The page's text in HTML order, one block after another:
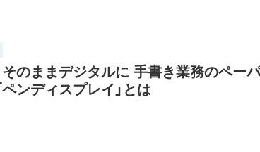
そのままデジタルに 手書き業務のペーパ
ンディスプレイ」とは